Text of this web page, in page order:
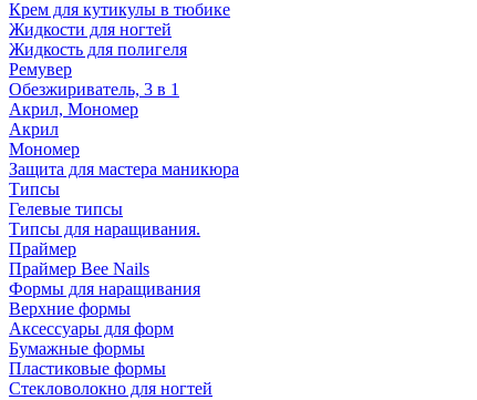
Крем для кутикулы в тюбике
Жидкости для ногтей
Жидкость для полигеля
Ремувер
Обезжириватель, 3 в 1
Акрил, Мономер
Акрил
Мономер
Защита для мастера маникюра
Типсы
Гелевые типсы
Типсы для наращивания.
Праймер
Праймер Bee Nails
Формы для наращивания
Верхние формы
Аксессуары для форм
Бумажные формы
Пластиковые формы
Стекловолокно для ногтей